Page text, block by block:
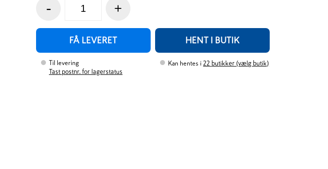
- +
FÅ LEVERET HENT I BUTIK
Til levering
Tast postnr. for lagerstatus
Kan hentes i 22 butikker (vælg butik)